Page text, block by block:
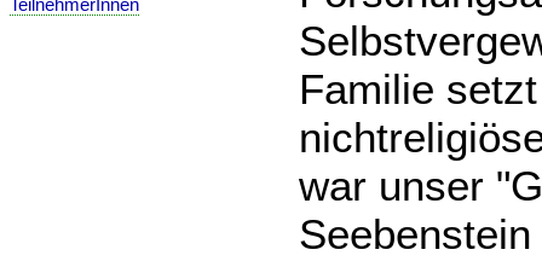
TeilnehmerInnen
Familie
war unser